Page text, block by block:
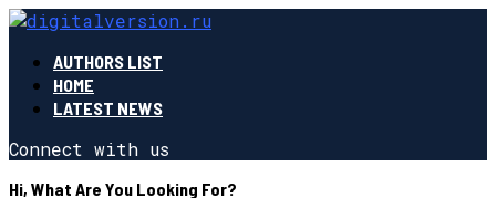
AUTHORS LIST
HOME
LATEST NEWS
Connect with us
Hi, What Are You Looking For?